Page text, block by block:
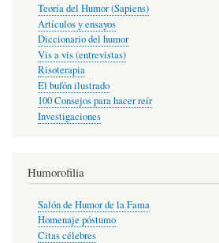
Teoría del Humor (Sapiens)
Artículos y ensayos
Diccionario del humor
Vis a vis (entrevistas)
Risoterapia
El bufón ilustrado
100 Consejos para hacer reír
Investigaciones
Humorofilia
Salón de Humor de la Fama
Homenaje póstumo
Citas célebres